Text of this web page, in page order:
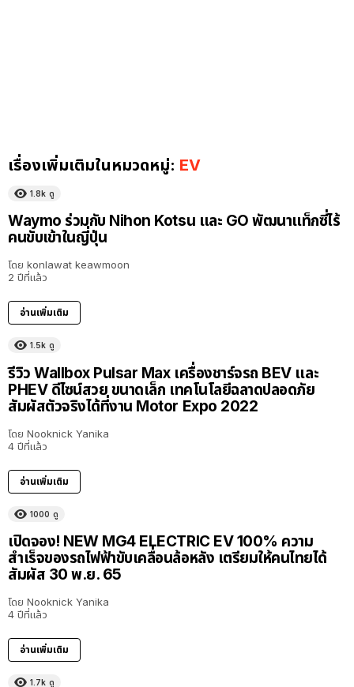
เรื่องเพิ่มเติมในหมวดหมู่: EV
1.8k ดู
Waymo ร่วมกับ Nihon Kotsu และ GO พัฒนาแท็กซี่ไร้
คนขับเข้าในญี่ปุ่น
โดย konlawat keawmoon
2 ปีที่แล้ว
อ่านเพิ่มเติม
1.5k ดู
รีวิว Wallbox Pulsar Max เครื่องชาร์จรถ BEV และ
PHEV ดีไซน์สวย ขนาดเล็ก เทคโนโลยีฉลาดปลอดภัย
สัมผัสตัวจริงได้ที่งาน Motor Expo 2022
โดย Nooknick Yanika
4 ปีที่แล้ว
อ่านเพิ่มเติม
1000 ดู
เปิดจอง! NEW MG4 ELECTRIC EV 100% ความ
สำเร็จของรถไฟฟ้าขับเคลื่อนล้อหลัง เตรียมให้คนไทยได้
สัมผัส 30 พ.ย. 65
โดย Nooknick Yanika
4 ปีที่แล้ว
อ่านเพิ่มเติม
1.7k ดู